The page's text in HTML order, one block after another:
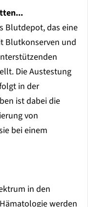
Blutdepot, das eine
Blutkonserven und
Die Austestung
in der
ist dabei die
von
bei einem
in den
werden